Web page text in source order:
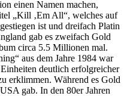
einen Namen machen,
„Kill ‚Em All“, welches auf
ist und dreifach Platin
gab es zweifach Gold
circa 5.5 Millionen mal.
aus dem Jahre 1984 war
deutlich erfolgreicher
erklimmen. Während es Gold
gab. In den 80er Jahren